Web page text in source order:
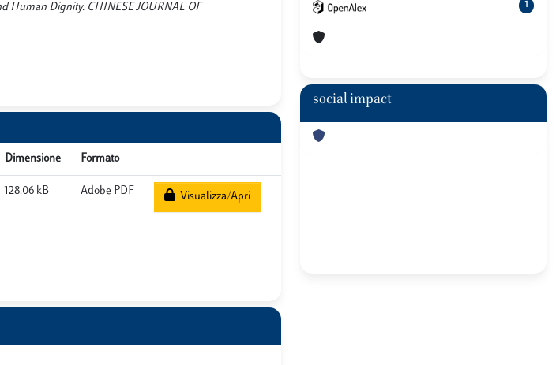
Human Dignity. CHINESE JOURNAL OF
Dimensione Formato
128.06 kB Adobe PDF Visualizza/Apri
1
social impact